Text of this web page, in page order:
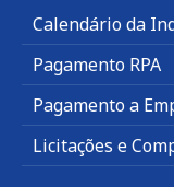
Calendário da
Pagamento RPA
Pagamento a
Licitações e